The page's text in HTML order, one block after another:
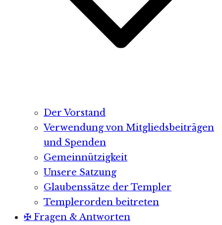
Der Vorstand
Verwendung von Mitgliedsbeiträgen
und Spenden
Gemeinnützigkeit
Unsere Satzung
Glaubenssätze der Templer
Templerorden beitreten
✠ Fragen & Antworten